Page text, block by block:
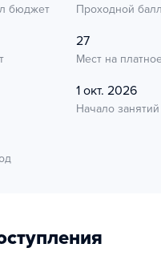
бюджет Проходной
27
Мест на платное
1 окт. 2026
Начало занятий